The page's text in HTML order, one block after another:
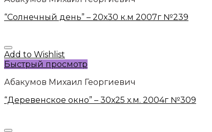
“Солнечный день” – 20х30 к.м 2007г №239
Add to Wishlist
Быстрый просмотр
Абакумов Михаил Георгиевич
“Деревенское окно” – 30х25 х.м. 2004г №309